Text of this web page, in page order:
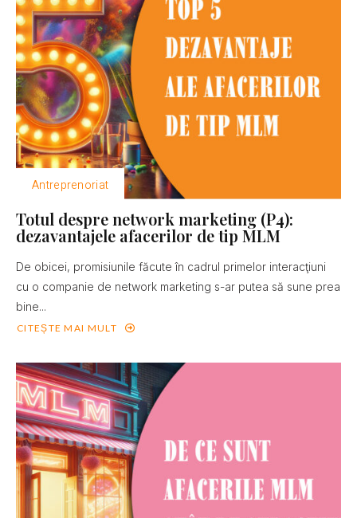
Antreprenoriat
Totul despre network marketing (P4):
dezavantajele afacerilor de tip MLM
De obicei, promisiunile făcute în cadrul primelor interacţiuni
cu o companie de network marketing s-ar putea să sune prea
bine...
CITEȘTE MAI MULT